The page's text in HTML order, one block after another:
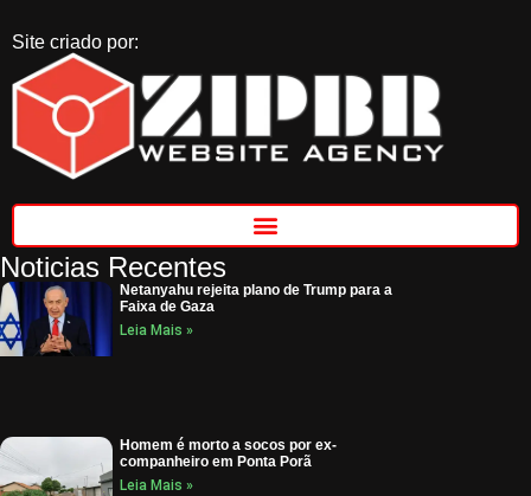
Site criado por:
Noticias Recentes
Netanyahu rejeita plano de Trump para a
Faixa de Gaza
Leia Mais »
Homem é morto a socos por ex-
companheiro em Ponta Porã
Leia Mais »